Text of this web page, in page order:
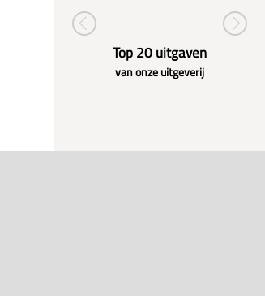
Top 20 uitgaven
van onze uitgeverij